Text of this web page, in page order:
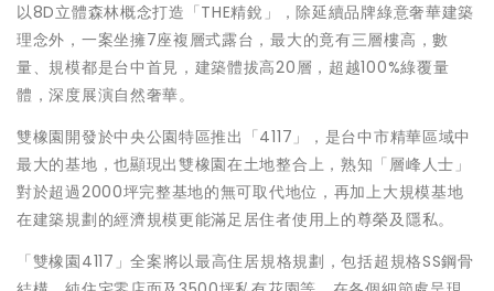
以8D立體森林概念打造「THE精銳」，除延續品牌綠意奢華建築
理念外，一案坐擁7座複層式露台，最大的竟有三層樓高，數
量、規模都是台中首見，建築體拔高20層，超越100%綠覆量
體，深度展演自然奢華。
雙橡園開發於中央公園特區推出「4117」，是台中市精華區域中
最大的基地，也顯現出雙橡園在土地整合上，熟知「層峰人士」
對於超過2000坪完整基地的無可取代地位，再加上大規模基地
在建築規劃的經濟規模更能滿足居住者使用上的尊榮及隱私。
「雙橡園4117」全案將以最高住居規格規劃，包括超規格SS鋼骨